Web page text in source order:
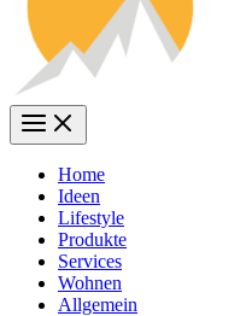
Home
Ideen
Lifestyle
Produkte
Services
Wohnen
Allgemein